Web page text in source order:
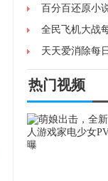
百分百还原小
全民飞机大战
天天爱消除每
热门视频